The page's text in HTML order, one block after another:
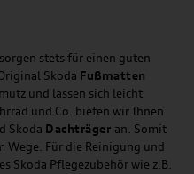
sorgen stets für einen guten
Skoda Fußmatten
und lassen sich leicht
und Co. bieten wir Ihnen
Skoda Dachträger an. Somit
Wege. Für die Reinigung und
Skoda Pflegezubehör wie z.B.